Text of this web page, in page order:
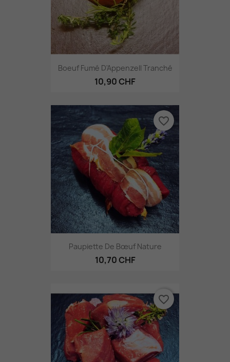
Boeuf Fumé D'Appenzell Tranché
10,90 CHF
Paupiette De Bœuf Nature
10,70 CHF
favorite_border
favorite_border